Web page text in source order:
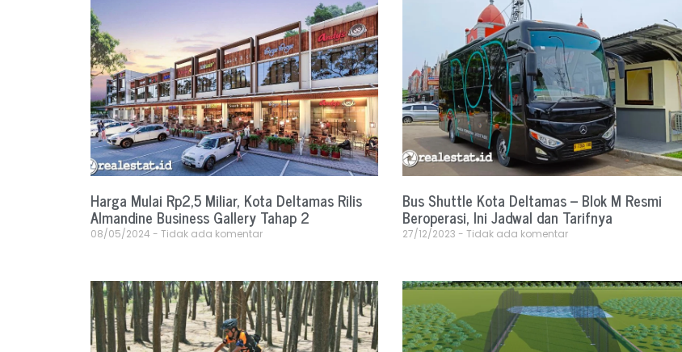
Harga Mulai Rp2,5 Miliar, Kota Deltamas Rilis
Almandine Business Gallery Tahap 2
08/05/2024 Tidak ada komentar
Bus Shuttle Kota Deltamas – Blok M Resmi
Beroperasi, Ini Jadwal dan Tarifnya
27/12/2023 Tidak ada komentar